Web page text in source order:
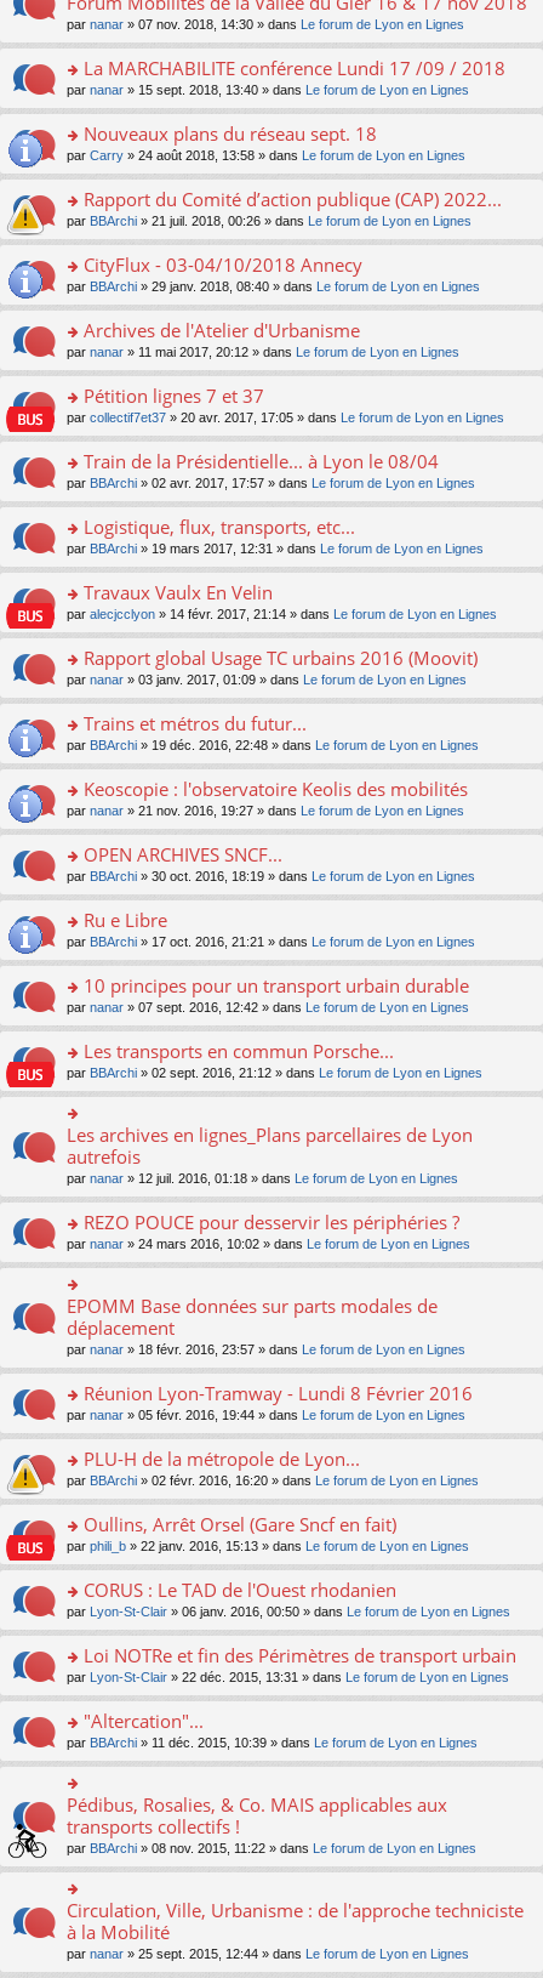
c
e
nt
pl
u
s
c
e
nt
lu
pl
u
s
c
e
nt
g
e
n
o
lu
pl
u
s
c
e
nt
s
g
e
n
o
lu
pl
u
s
c
e
nt
er
le
m
e
s
g
e
n
o
lu
pl
u
s
c
e
nt
n
er
le
m
e
s
a
g
e
n
n
lu
le
pl
u
c
e
nt
par nanar » 07 nov. 2018, 14:30 » dans Le forum de Lyon en Lignes
o
n
ult
er
le
m
e
a
g
e
n
n
le
pl
u
ré
c
e
nt
La MARCHABILITE conférence Lundi 17 /09 / 2018
par nanar » 15 sept. 2018, 13:40 » dans Le forum de Lyon en Lignes
o
n
ult
er
le
m
e
a
g
e
n
n
le
pl
u
ré
c
e
nt
Nouveaux plans du réseau sept. 18
par Carry » 24 août 2018, 13:58 » dans Le forum de Lyon en Lignes
o
n
ult
er
le
m
e
a
g
e
n
n
le
pl
u
ré
c
e
nt
Rapport du Comité d’action publique (CAP) 2022...
par BBArchi » 21 juil. 2018, 00:26 » dans Le forum de Lyon en Lignes
o
n
ult
er
le
m
e
a
g
e
n
n
le
pl
u
ré
c
e
nt
CityFlux - 03-04/10/2018 Annecy
par BBArchi » 29 janv. 2018, 08:40 » dans Le forum de Lyon en Lignes
o
n
ult
er
le
m
e
a
g
e
n
n
le
pl
u
ré
c
e
nt
Archives de l'Atelier d'Urbanisme
par nanar » 11 mai 2017, 20:12 » dans Le forum de Lyon en Lignes
o
n
ult
er
le
m
e
a
g
e
n
n
le
pl
u
ré
c
e
nt
Pétition lignes 7 et 37
par collectif7et37 » 20 avr. 2017, 17:05 » dans Le forum de Lyon en Lignes
o
n
ult
er
le
m
e
a
g
e
n
n
le
pl
u
ré
c
e
nt
Train de la Présidentielle... à Lyon le 08/04
par BBArchi » 02 avr. 2017, 17:57 » dans Le forum de Lyon en Lignes
o
n
ult
er
le
m
e
a
g
e
n
n
le
pl
u
ré
c
e
nt
Logistique, flux, transports, etc...
par BBArchi » 19 mars 2017, 12:31 » dans Le forum de Lyon en Lignes
o
n
ult
er
le
m
e
a
g
e
n
n
le
pl
u
ré
c
e
nt
Travaux Vaulx En Velin
par alecjcclyon » 14 févr. 2017, 21:14 » dans Le forum de Lyon en Lignes
o
n
ult
er
le
m
e
a
g
e
n
n
le
pl
u
ré
c
e
nt
Rapport global Usage TC urbains 2016 (Moovit)
par nanar » 03 janv. 2017, 01:09 » dans Le forum de Lyon en Lignes
o
n
ult
er
le
m
e
a
g
e
n
n
le
pl
u
s
ré
c
e
nt
Trains et métros du futur...
par BBArchi » 19 déc. 2016, 22:48 » dans Le forum de Lyon en Lignes
o
n
ult
er
le
m
e
a
g
e
n
n
le
pl
u
s
e
nt
Keoscopie : l'observatoire Keolis des mobilités
par nanar » 21 nov. 2016, 19:27 » dans Le forum de Lyon en Lignes
o
n
ult
er
le
m
e
a
g
e
n
o
lu
le
pl
u
s
c
nt
OPEN ARCHIVES SNCF...
par BBArchi » 30 oct. 2016, 18:19 » dans Le forum de Lyon en Lignes
o
n
ult
er
le
m
e
s
g
e
n
o
lu
le
pl
u
s
ré
e
Ru e Libre
par BBArchi » 17 oct. 2016, 21:21 » dans Le forum de Lyon en Lignes
o
n
ult
er
le
m
s
a
e
n
o
n
lu
le
pl
u
s
ré
e
10 principes pour un transport urbain durable
par nanar » 07 sept. 2016, 12:42 » dans Le forum de Lyon en Lignes
o
n
s
ult
er
le
m
e
s
a
e
n
o
n
pl
u
s
ré
e
Les transports en commun Porsche...
par BBArchi » 02 sept. 2016, 21:12 » dans Le forum de Lyon en Lignes
n
ult
er
le
m
e
s
s
a
g
e
n
o
lu
le
pl
u
s
c
e
nt
Les archives en lignes_Plans parcellaires de Lyon
autrefois
par nanar » 12 juil. 2016, 01:18 » dans Le forum de Lyon en Lignes
o
n
s
ult
er
le
m
e
s
a
e
n
o
lu
le
pl
u
s
e
nt
REZO POUCE pour desservir les périphéries ?
par nanar » 24 mars 2016, 10:02 » dans Le forum de Lyon en Lignes
o
n
ult
er
le
m
e
s
a
g
e
n
lu
le
pl
u
ré
c
e
nt
EPOMM Base données sur parts modales de
déplacement
par nanar » 18 févr. 2016, 23:57 » dans Le forum de Lyon en Lignes
o
n
ult
er
le
m
e
a
g
e
n
n
le
pl
u
s
ré
c
e
nt
Réunion Lyon-Tramway - Lundi 8 Février 2016
par nanar » 05 févr. 2016, 19:44 » dans Le forum de Lyon en Lignes
o
n
ult
er
le
m
e
a
g
e
n
n
le
pl
u
s
c
nt
PLU-H de la métropole de Lyon...
par BBArchi » 02 févr. 2016, 16:20 » dans Le forum de Lyon en Lignes
o
n
ult
er
le
m
e
a
g
e
n
o
n
lu
le
pl
u
s
ré
e
Oullins, Arrêt Orsel (Gare Sncf en fait)
par phili_b » 22 janv. 2016, 15:13 » dans Le forum de Lyon en Lignes
o
n
ult
er
le
m
e
s
g
e
n
o
n
lu
le
pl
u
CORUS : Le TAD de l'Ouest rhodanien
par Lyon-St-Clair » 06 janv. 2016, 00:50 » dans Le forum de Lyon en Lignes
o
n
ult
er
le
m
e
s
a
e
n
o
n
Loi NOTRe et fin des Périmètres de transport urbain
par Lyon-St-Clair » 22 déc. 2015, 13:31 » dans Le forum de Lyon en Lignes
o
n
s
ult
er
le
m
e
s
s
a
g
e
"Altercation"...
par BBArchi » 11 déc. 2015, 10:39 » dans Le forum de Lyon en Lignes
o
n
ult
er
le
m
e
s
Pédibus, Rosalies, & Co. MAIS applicables aux
transports collectifs !
par BBArchi » 08 nov. 2015, 11:22 » dans Le forum de Lyon en Lignes
o
n
ult
Circulation, Ville, Urbanisme : de l'approche techniciste
à la Mobilité
par nanar » 25 sept. 2015, 12:44 » dans Le forum de Lyon en Lignes